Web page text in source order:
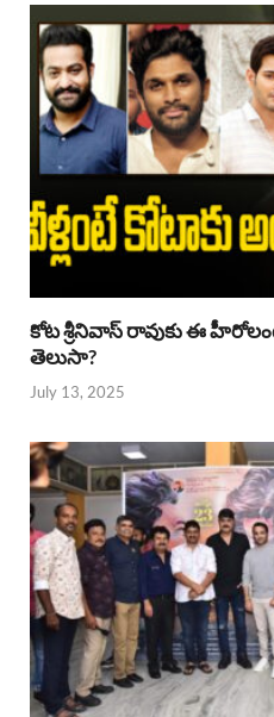
కోట శ్రీనివాస్ రావుకు ఈ
తెలుసా?
July 13, 2025